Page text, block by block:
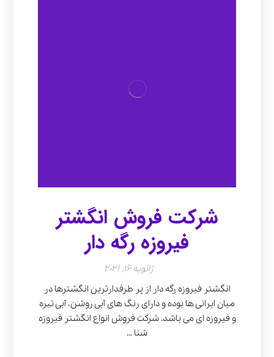
شرکت فروش انگشتر
فیروزه رگه دار
ژانویه 16, 2021
انگشتر فیروزه رگه دار از پر طرفدارترین انگشترها در
میان ایرانی ها بوده و دارای رنگ های آبی روشن، آبی تیره
و فیروزه ای می باشد. شرکت فروش انواع انگشتر فیروزه
شنا ...